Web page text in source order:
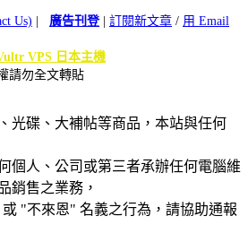
Us) 廣告刊登| 訂閱新文章 / 用 Email
VPS 日本主機
請勿全文轉貼
光碟、大補帖等商品，本站與任何
個人、公司或第三者承辦任何電腦維
銷售之業務，
"不來恩" 名義之行為，請協助通報